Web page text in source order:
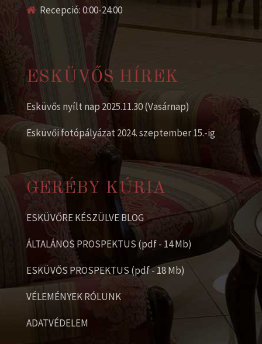
Recepció: 0:00-24:00
ESKÜVŐS HÍREK
Esküvős nyílt nap 2025.11.30 (Vasárnap)
Esküvői fotópályázat 2024. szeptember 15.-ig
GERÉBY KÚRIA
ESKÜVŐRE KÉSZÜLVE BLOG
ÁLTALÁNOS PROSPEKTUS (pdf - 14 Mb)
ESKÜVŐS PROSPEKTUS (pdf - 18 Mb)
VÉLEMÉNYEK RÓLUNK
ADATVÉDELEM